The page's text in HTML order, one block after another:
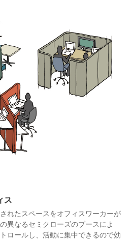
ス
れたスペースをオフィスワーカーが
異なるセミクローズのブースによ
ロールし、活動に集中できるので効